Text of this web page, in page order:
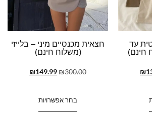
עד
חינם)
₪
חצאית מכנסיים מיני – בלייזי
(משלוח חינם)
₪300.00
₪149.99
בחר אפשרויות